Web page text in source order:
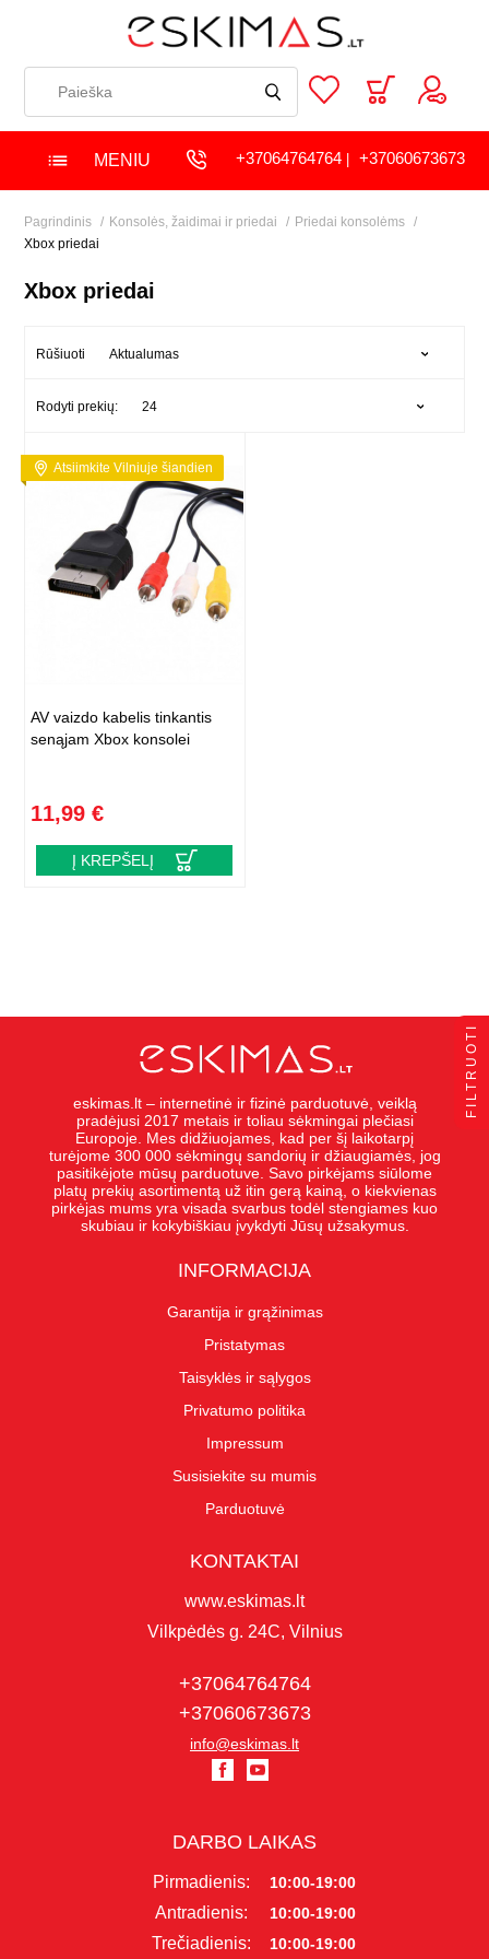
MENIU +37064764764| +37060673673
Pagrindinis Konsolės, žaidimai ir priedai
Priedai konsolėms
Xbox priedai
Xbox priedai
Rūšiuoti Aktualumas
Rodyti prekių: 24
Atsiimkite Vilniuje šiandien
AV vaizdo kabelis tinkantis
senąjam Xbox konsolei
11,99 €
Į KREPŠELĮ
eskimas.lt – internetinė ir fizinė parduotuvė, veiklą
pradėjusi 2017 metais ir toliau sėkmingai plečiasi
Europoje. Mes didžiuojames, kad per šį laikotarpį
turėjome 300 000 sėkmingų sandorių ir džiaugiamės, jog
pasitikėjote mūsų parduotuve. Savo pirkėjams siūlome
platų prekių asortimentą už itin gerą kainą, o kiekvienas
pirkėjas mums yra visada svarbus todėl stengiames kuo
skubiau ir kokybiškiau įvykdyti Jūsų užsakymus.
INFORMACIJA
Garantija ir grąžinimas
Pristatymas
Taisyklės ir sąlygos
Privatumo politika
Impressum
Susisiekite su mumis
Parduotuvė
KONTAKTAI
www.eskimas.lt
Vilkpėdės g. 24C, Vilnius
+37064764764
+37060673673
info@eskimas.lt
DARBO LAIKAS
Pirmadienis: 10:00-19:00
Antradienis: 10:00-19:00
Trečiadienis: 10:00-19:00
FILTRUOTI